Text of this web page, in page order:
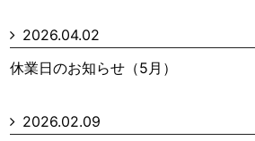
2026.04.02
休業日のお知らせ（5月）
2026.02.09